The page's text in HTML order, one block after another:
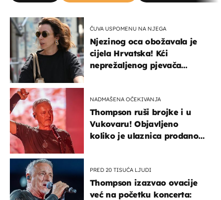
ČUVA USPOMENU NA NJEGA
Njezinog oca obožavala je
cijela Hrvatska! Kći
neprežaljenog pjevača
NADMAŠENA OČEKIVANJA
Thompson ruši brojke i u
Vukovaru! Objavljeno
koliko je ulaznica prodano
PRED 20 TISUĆA LJUDI
Thompson izazvao ovacije
već na početku koncerta: